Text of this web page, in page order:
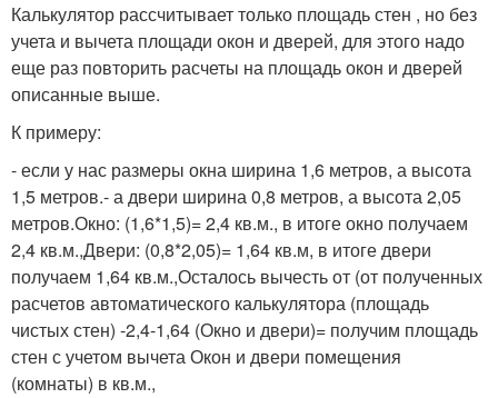
Калькулятор рассчитывает только площадь стен , но без
учета и вычета площади окон и дверей, для этого надо
еще раз повторить расчеты на площадь окон и дверей
описанные выше.
К примеру:
- если у нас размеры окна ширина 1,6 метров, а высота
1,5 метров.- а двери ширина 0,8 метров, а высота 2,05
метров.Окно: (1,6*1,5)= 2,4 кв.м., в итоге окно получаем
2,4 кв.м.,Двери: (0,8*2,05)= 1,64 кв.м, в итоге двери
получаем 1,64 кв.м.,Осталось вычесть от (от полученных
расчетов автоматического калькулятора (площадь
чистых стен) -2,4-1,64 (Окно и двери)= получим площадь
стен с учетом вычета Окон и двери помещения
(комнаты) в кв.м.,